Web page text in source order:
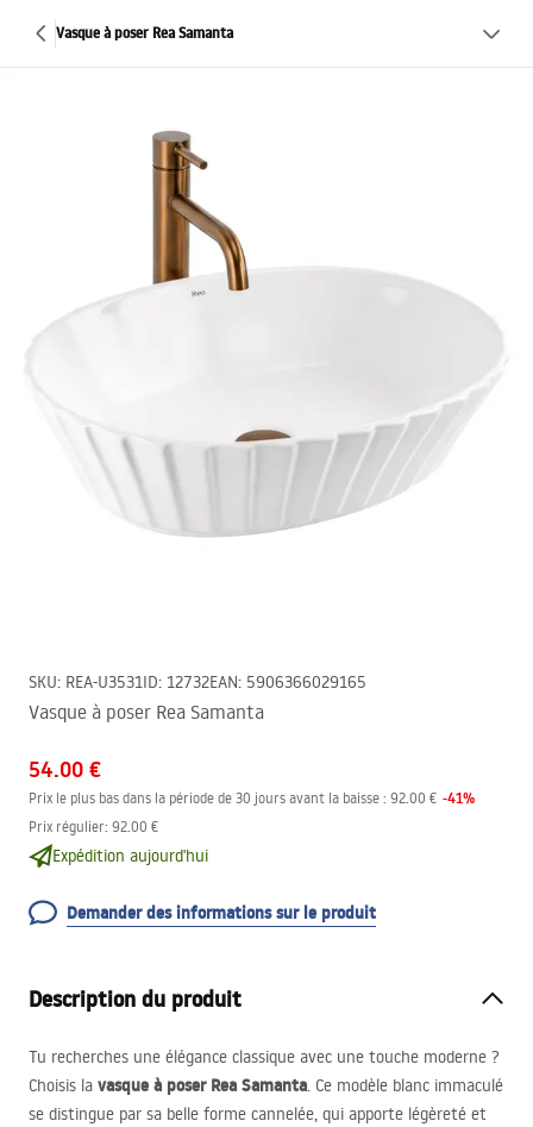
Vasque à poser Rea Samanta
SKU: REA-U3531ID: 12732EAN: 5906366029165
Vasque à poser Rea Samanta
54.00 €
Prix le plus bas dans la période de 30 jours avant la baisse : 92.00 € -41%
Prix régulier: 92.00 €
Expédition aujourd'hui
Demander des informations sur le produit
Description du produit
Tu recherches une élégance classique avec une touche moderne ?
Choisis la vasque à poser Rea Samanta. Ce modèle blanc immaculé
se distingue par sa belle forme cannelée, qui apporte légèreté et